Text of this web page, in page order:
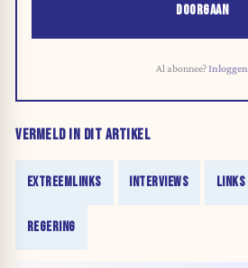
DOORGAAN
Al abonnee?Inloggen
VERMELD IN DIT ARTIKEL
EXTREEMLINKS INTERVIEWS LINKS
REGERING